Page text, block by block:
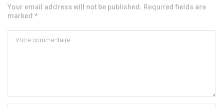
Your email address will not be published. Required fields are
marked *